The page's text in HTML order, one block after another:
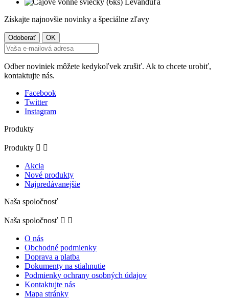
Získajte najnovšie novinky a špeciálne zľavy
Odber noviniek môžete kedykoľvek zrušiť. Ak to chcete urobiť,
kontaktujte nás.
Facebook
Twitter
Instagram
Produkty
Produkty  
Akcia
Nové produkty
Najpredávanejšie
Naša spoločnosť
Naša spoločnosť  
O nás
Obchodné podmienky
Doprava a platba
Dokumenty na stiahnutie
Podmienky ochrany osobných údajov
Kontaktujte nás
Mapa stránky